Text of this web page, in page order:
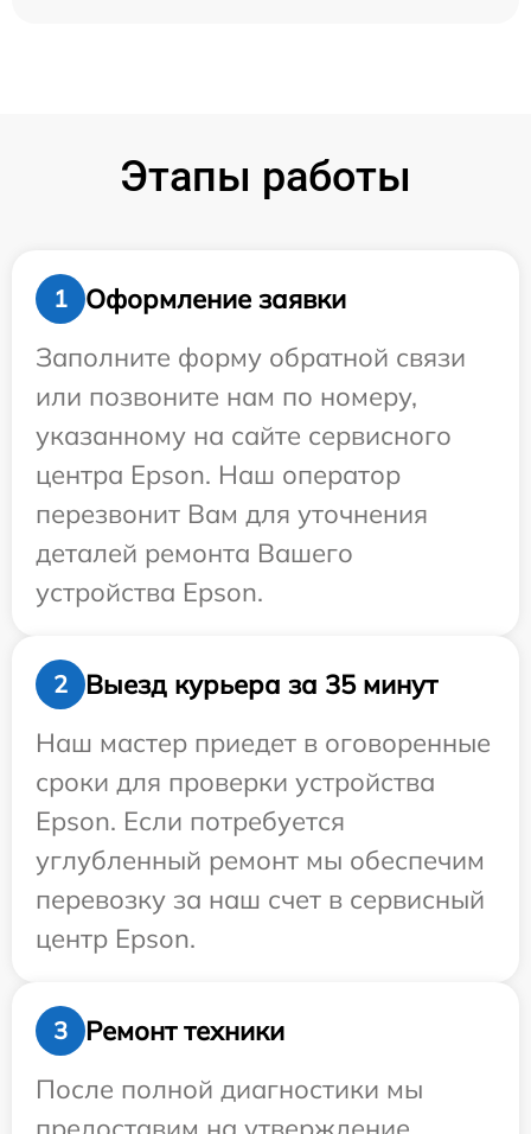
Этапы работы
1
Оформление заявки
Заполните форму обратной связи
или позвоните нам по номеру,
указанному на сайте сервисного
центра Epson. Наш оператор
перезвонит Вам для уточнения
деталей ремонта Вашего
устройства Epson.
2
Выезд курьера за 35 минут
Наш мастер приедет в оговоренные
сроки для проверки устройства
Epson. Если потребуется
углубленный ремонт мы обеспечим
перевозку за наш счет в сервисный
центр Epson.
3
Ремонт техники
После полной диагностики мы